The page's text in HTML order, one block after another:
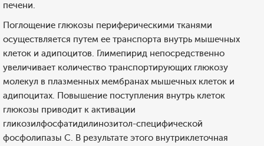
печени.
Поглощение глюкозы периферическими тканями
осуществляется путем ее транспорта внутрь мышечных
клеток и адипоцитов. Глимепирид непосредственно
увеличивает количество транспортирующих глюкозу
молекул в плазменных мембранах мышечных клеток и
адипоцитах. Повышение поступления внутрь клеток
глюкозы приводит к активации
гликозилфосфатидилинозитол-специфической
фосфолипазы С. В результате этого внутриклеточная